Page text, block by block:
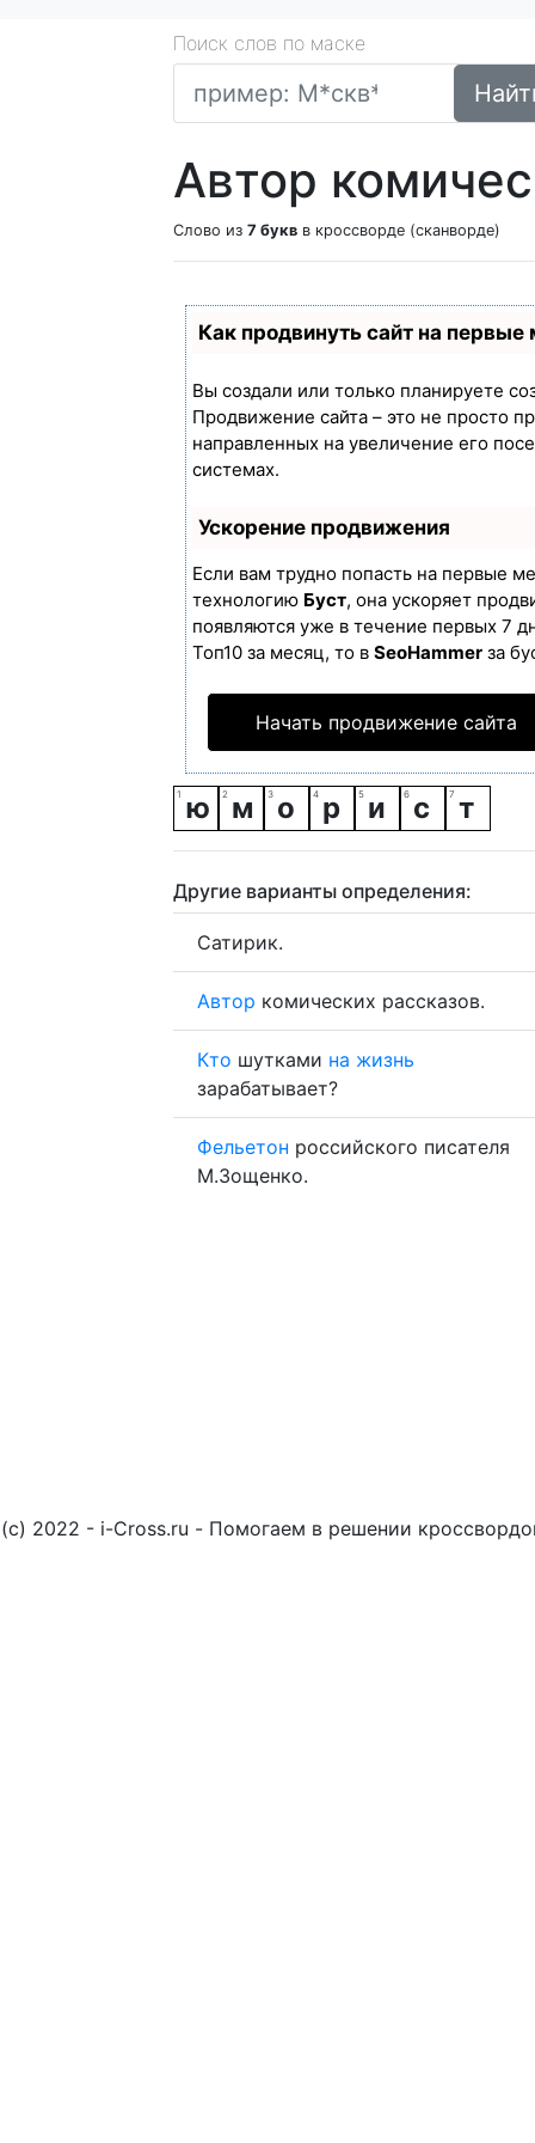
Поиск слов по маске
Автор
Слово из 7 букв в кроссворде (сканворде)
Как продвинуть сайт на первые
Вы создали или только планируете
Продвижение сайта – это не просто
направленных на увеличение его
системах.
Ускорение продвижения
Если вам трудно попасть на первые
технологию Буст, она ускоряет
появляются уже в течение первых 7
Топ10 за месяц, то в SeoHammer за
Начать продвижение сайта
ю м о р и с т
Другие варианты определения:
Сатирик.
Автор комических рассказов.
Кто шутками на жизнь
зарабатывает?
Фельетон российского писателя
М.Зощенко.
(c) 2022 - i-Cross.ru - Помогаем в решении